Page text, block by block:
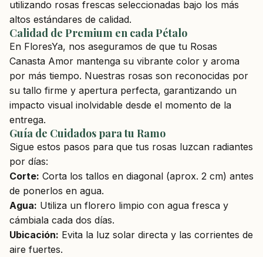
utilizando rosas frescas seleccionadas bajo los más
altos estándares de calidad.
Calidad de Premium en cada Pétalo
En FloresYa, nos aseguramos de que tu Rosas
Canasta Amor mantenga su vibrante color y aroma
por más tiempo. Nuestras rosas son reconocidas por
su tallo firme y apertura perfecta, garantizando un
impacto visual inolvidable desde el momento de la
entrega.
Guía de Cuidados para tu Ramo
Sigue estos pasos para que tus rosas luzcan radiantes
por días:
Corte: Corta los tallos en diagonal (aprox. 2 cm) antes
de ponerlos en agua.
Agua: Utiliza un florero limpio con agua fresca y
cámbiala cada dos días.
Ubicación: Evita la luz solar directa y las corrientes de
aire fuertes.